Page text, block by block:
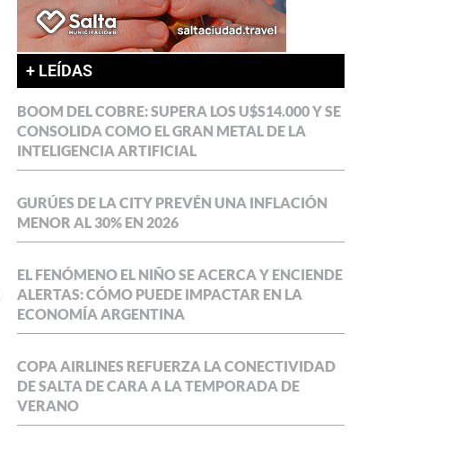
+ LEÍDAS
BOOM DEL COBRE: SUPERA LOS U$S14.000 Y SE
CONSOLIDA COMO EL GRAN METAL DE LA
INTELIGENCIA ARTIFICIAL
GURÚES DE LA CITY PREVÉN UNA INFLACIÓN
MENOR AL 30% EN 2026
EL FENÓMENO EL NIÑO SE ACERCA Y ENCIENDE
ALERTAS: CÓMO PUEDE IMPACTAR EN LA
ECONOMÍA ARGENTINA
COPA AIRLINES REFUERZA LA CONECTIVIDAD
DE SALTA DE CARA A LA TEMPORADA DE
VERANO